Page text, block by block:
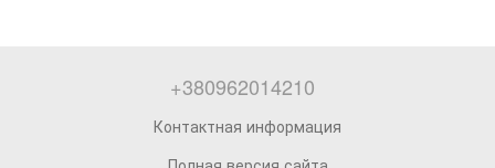
+380962014210
Контактная информация